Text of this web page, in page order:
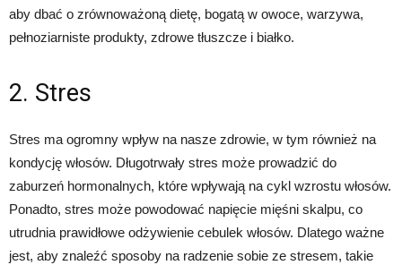
aby dbać o zrównoważoną dietę, bogatą w owoce, warzywa,
pełnoziarniste produkty, zdrowe tłuszcze i białko.
2. Stres
Stres ma ogromny wpływ na nasze zdrowie, w tym również na
kondycję włosów. Długotrwały stres może prowadzić do
zaburzeń hormonalnych, które wpływają na cykl wzrostu włosów.
Ponadto, stres może powodować napięcie mięśni skalpu, co
utrudnia prawidłowe odżywienie cebulek włosów. Dlatego ważne
jest, aby znaleźć sposoby na radzenie sobie ze stresem, takie